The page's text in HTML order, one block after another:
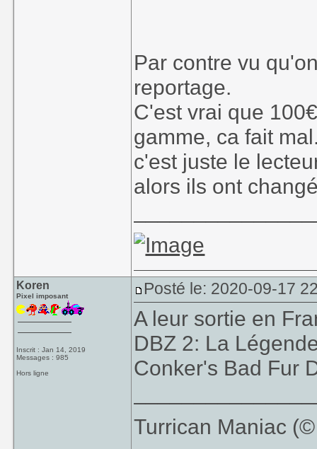
Par contre vu
reportage.
C'est vrai que
gamme, ca fait
c'est juste le
alors ils ont
Koren
Pixel imposant
Inscrit : Jan 14, 2019
Messages : 985
Hors ligne
Posté le: 2020-09-17
A leur sortie en
DBZ 2: La
Conker's Bad Fur
Turrican Maniac